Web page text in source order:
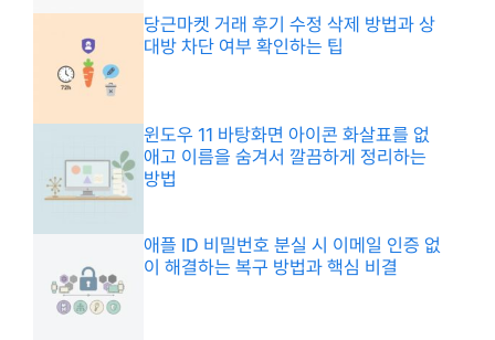
당근마켓 거래 후기 수정 삭제 방법과 상
대방 차단 여부 확인하는 팁
윈도우 11 바탕화면 아이콘 화살표를 없
애고 이름을 숨겨서 깔끔하게 정리하는
방법
애플 ID 비밀번호 분실 시 이메일 인증 없
이 해결하는 복구 방법과 핵심 비결